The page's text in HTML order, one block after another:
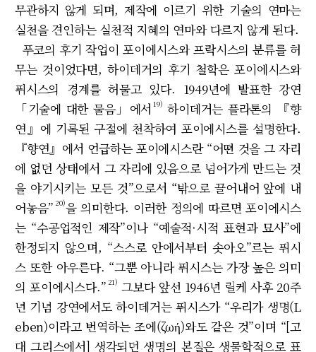
무관하지 않게 되며, 제작에 이르기 위한 기술의 연마는
실천을 견인하는 실천적 지혜의 연마와 다르지 않게 된다.
푸코의 후기 작업이 포이에시스와 프락시스의 분류를 허
무는 것이었다면, 하이데거의 후기 철학은 포이에시스와
퓌시스의 경계를 허물고 있다. 1949년에 발표한 강연
「기술에 대한 물음」에서 19) 하이데거는 플라톤의 『향
연』에 기록된 구절에 천착하여 포이에시스를 설명한다.
『향연』에서 언급하는 포이에시스란 “어떤 것을 그 자리
에 없던 상태에서 그 자리에 있음으로 넘어가게 만드는 것
을 야기시키는 모든 것”으로서 “밖으로 끌어내어 앞에 내
어놓음” 20)을 의미한다. 이러한 정의에 따르면 포이에시스
는 “수공업적인 제작”이나 “예술적·시적 표현과 묘사”에
한정되지 않으며, “스스로 안에서부터 솟아오”르는 퓌시
스 또한 아우른다. “그뿐 아니라 퓌시스는 가장 높은 의미
의 포이에시스다.” 21) 그보다 앞선 1946년 릴케 사후 20주
년 기념 강연에서도 하이데거는 퓌시스가 “우리가 생명(L
eben)이라고 번역하는 조에(ζωή)와도 같은 것”이며 “[고
대 그리스에서] 생각되던 생명의 본질은 생물학적으로 표